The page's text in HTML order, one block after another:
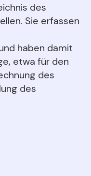
des
Sie erfassen
haben damit
etwa für den
des
des